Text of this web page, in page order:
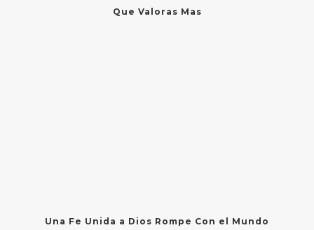
Que Valoras Mas
Una Fe Unida a Dios Rompe Con el Mundo